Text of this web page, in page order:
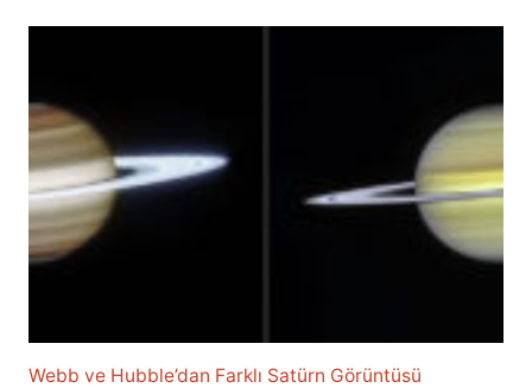
Webb ve Hubble’dan Farklı Satürn Görüntüsü